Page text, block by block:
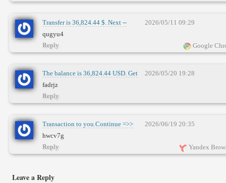
Transfer is 36,824.44 $. Next --
graph.org/BALANCE-3682444-
USD-04-21?
hs=9d05976676a978b9198e0cb88db7edd5&
2026/05/11 09:29
qugyu4
Google
Reply
The balance is 36,824.44 USD. Get
graph.org/BALANCE-3682444-
USD-04-21?
hs=9d05976676a978b9198e0cb88db7edd5&
2026/05/20 19:28
fadrjz
Reply
Transaction to you.Continue =>>
graph.org/BALANCE-36824-US-
DOLLARS-04-24-2?
hs=9d05976676a978b9198e0cb88db7edd5&
2026/06/19 20:35
hwcv7g
Yandex
Reply
Leave a Reply